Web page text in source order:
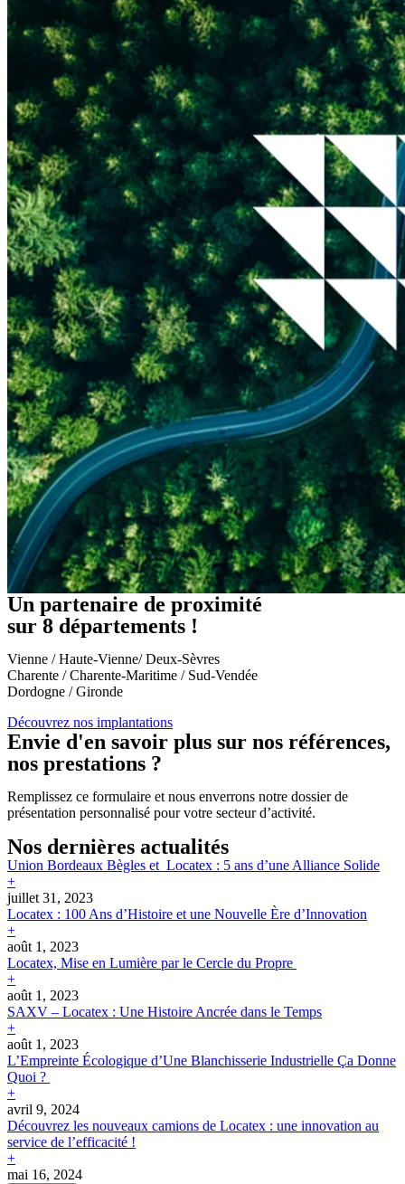
Un partenaire de proximité
sur 8 départements !
Vienne / Haute-Vienne/ Deux-Sèvres
Charente / Charente-Maritime / Sud-Vendée
Dordogne / Gironde
Découvrez nos implantations
Envie d'en savoir plus sur nos références,
nos prestations ?
Remplissez ce formulaire et nous enverrons notre dossier de
présentation personnalisé pour votre secteur d’activité.
Nos dernières actualités
Union Bordeaux Bègles et Locatex : 5 ans d’une Alliance Solide
+
juillet 31, 2023
Locatex : 100 Ans d’Histoire et une Nouvelle Ère d’Innovation
+
août 1, 2023
Locatex, Mise en Lumière par le Cercle du Propre
+
août 1, 2023
SAXV – Locatex : Une Histoire Ancrée dans le Temps
+
août 1, 2023
L’Empreinte Écologique d’Une Blanchisserie Industrielle Ça Donne
Quoi ?
+
avril 9, 2024
Découvrez les nouveaux camions de Locatex : une innovation au
service de l’efficacité !
+
mai 16, 2024